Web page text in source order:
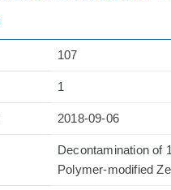
107
1
2018-09-06
Decontamination of
Polymer-modified